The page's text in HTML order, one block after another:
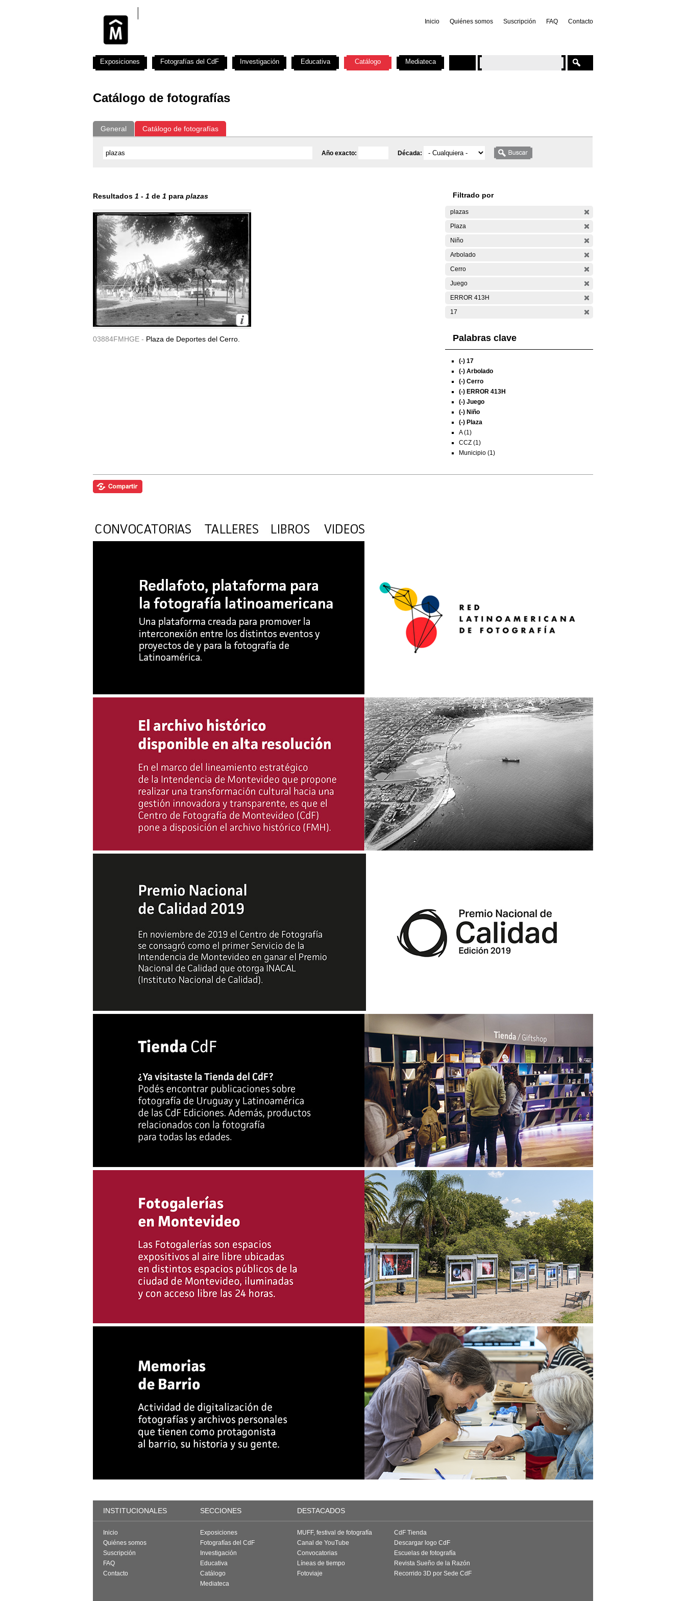
Inicio Quiénes somos Suscripción FAQ Contacto
Catálogo de fotografías
General Catálogo de fotografías
Año exacto: Década:
Resultados 1 - 1 de 1 para plazas
03884FMHGE - Plaza de Deportes del Cerro.
Filtrado por
plazas
Plaza
Niño
Arbolado
Cerro
Juego
ERROR 413H
17
Palabras clave
(-) 17
(-) Arbolado
(-) Cerro
(-) ERROR 413H
(-) Juego
(-) Niño
(-) Plaza
A (1)
CCZ (1)
Municipio (1)
Exposiciones Fotografías del CdF Investigación Educativa Catálogo Mediateca
INSTITUCIONALES SECCIONES DESTACADOS
Inicio
Quiénes somos
Suscripción
FAQ
Contacto
Exposiciones
Fotografías del CdF
Investigación
Educativa
Catálogo
Mediateca
MUFF, festival de fotografía
Canal de YouTube
Convocatorias
Líneas de tiempo
Fotoviaje
CdF Tienda
Descargar logo CdF
Escuelas de fotografía
Revista Sueño de la Razón
Recorrido 3D por Sede CdF